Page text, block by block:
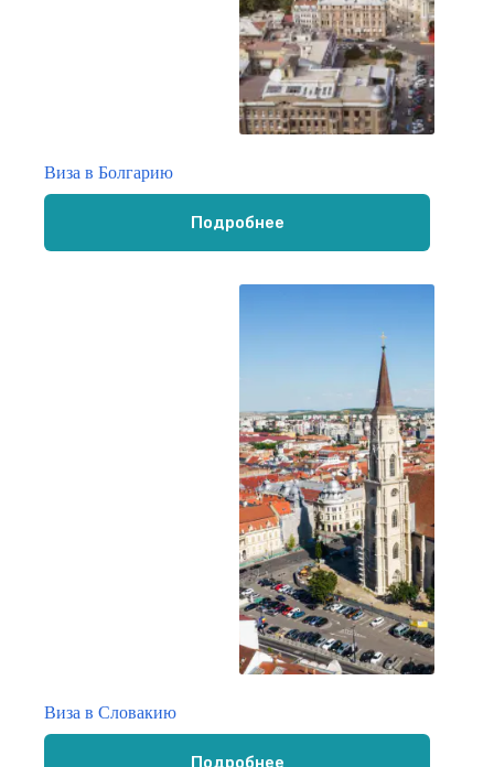
Виза в Болгарию
Подробнее
Виза в Словакию
Подробнее